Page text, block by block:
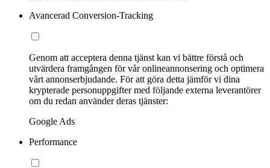
Avancerad Conversion-Tracking
Genom att acceptera denna tjänst kan vi bättre förstå och
utvärdera framgången för vår onlineannonsering och optimera
vårt annonserbjudande. För att göra detta jämför vi dina
krypterade personuppgifter med följande externa leverantörer
om du redan använder deras tjänster:
Google Ads
Performance